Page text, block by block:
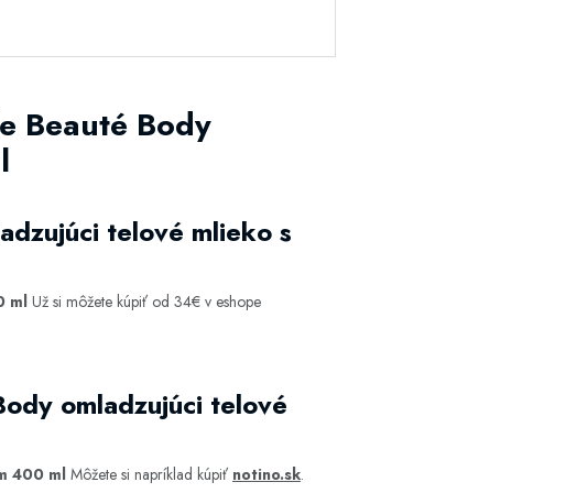
Beauté Body
telové mlieko s
ml Už si môžete kúpiť od 34€ v eshope
omladzujúci telové
400 ml Môžete si napríklad kúpiť notino.sk.